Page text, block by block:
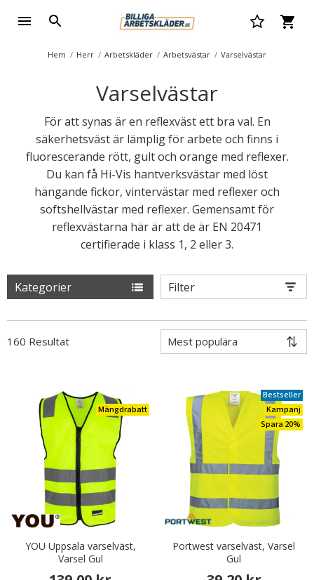
Hem Herr Arbetskläder Arbetsvästar Varselvästar
Varselvästar
För att synas är en reflexväst ett bra val. En
säkerhetsväst är lämplig för arbete och finns i
fluorescerande rött, gult och orange med reflexer.
Du kan få Hi-Vis hantverksvästar med löst
hängande fickor, vintervästar med reflexer och
softshellvästar med reflexer. Gemensamt för
reflexvästarna här är att de är EN 20471
certifierade i klass 1, 2 eller 3.
Kategorier Filter
160 Resultat
Mängdrabatt
YOU Uppsala varselväst,
Varsel Gul
Bestseller
Kampanj
Spara 20%
Portwest varselväst, Varsel
Gul